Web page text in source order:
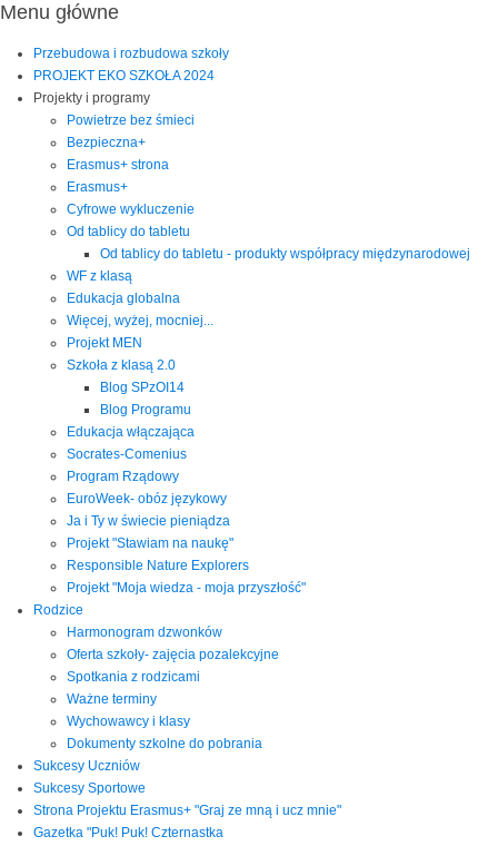
Menu główne
Przebudowa i rozbudowa szkoły
PROJEKT EKO SZKOŁA 2024
Projekty i programy
Powietrze bez śmieci
Bezpieczna+
Erasmus+ strona
Erasmus+
Cyfrowe wykluczenie
Od tablicy do tabletu
Od tablicy do tabletu - produkty współpracy międzynarodowej
WF z klasą
Edukacja globalna
Więcej, wyżej, mocniej...
Projekt MEN
Szkoła z klasą 2.0
Blog SPzOI14
Blog Programu
Edukacja włączająca
Socrates-Comenius
Program Rządowy
EuroWeek- obóz językowy
Ja i Ty w świecie pieniądza
Projekt "Stawiam na naukę"
Responsible Nature Explorers
Projekt "Moja wiedza - moja przyszłość"
Rodzice
Harmonogram dzwonków
Oferta szkoły- zajęcia pozalekcyjne
Spotkania z rodzicami
Ważne terminy
Wychowawcy i klasy
Dokumenty szkolne do pobrania
Sukcesy Uczniów
Sukcesy Sportowe
Strona Projektu Erasmus+ "Graj ze mną i ucz mnie"
Gazetka "Puk! Puk! Czternastka